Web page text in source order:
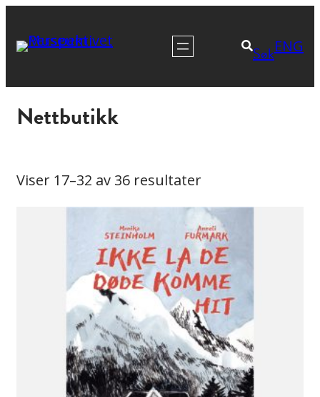
til
SøkENG
Nettbutikk
Viser 17–32 av 36 resultater